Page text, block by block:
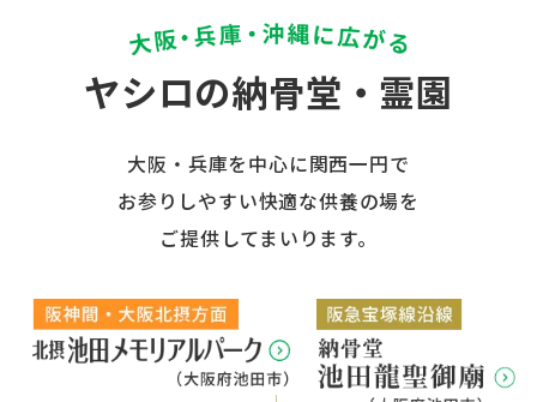
ヤシロの納骨堂・霊園
大阪・兵庫を中心に関西一円で
お参りしやすい快適な供養の場を
ご提供してまいります。